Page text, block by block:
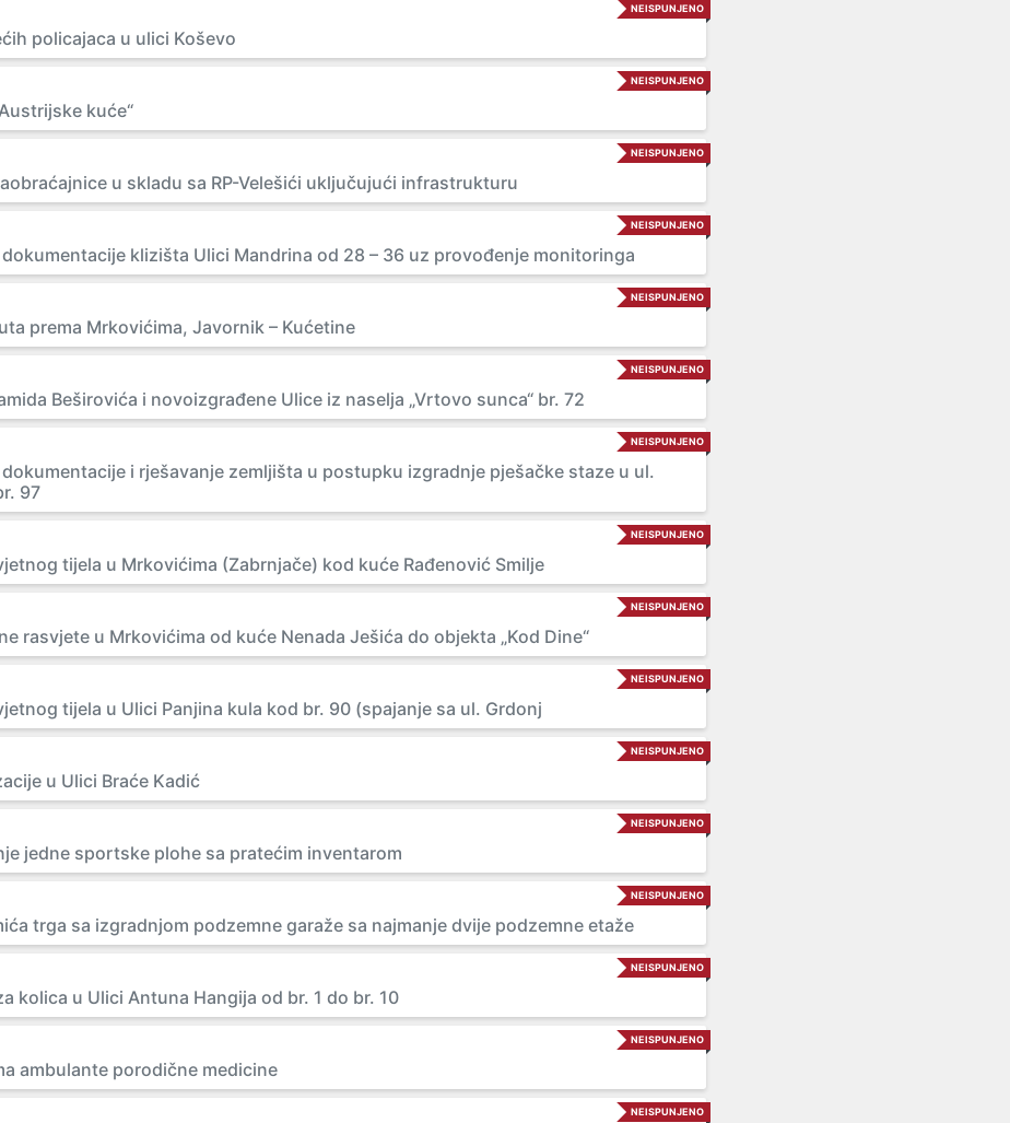
NEISPUNJENO
policajaca u ulici Koševo
NEISPUNJENO
kuće“
NEISPUNJENO
u skladu sa RP-Velešići uključujući infrastrukturu
NEISPUNJENO
klizišta Ulici Mandrina od 28 – 36 uz provođenje monitoringa
NEISPUNJENO
prema Mrkovićima, Javornik – Kućetine
NEISPUNJENO
Beširovića i novoizgrađene Ulice iz naselja „Vrtovo sunca“ br. 72
NEISPUNJENO
i rješavanje zemljišta u postupku izgradnje pješačke staze u ul.
97
NEISPUNJENO
tijela u Mrkovićima (Zabrnjače) kod kuće Rađenović Smilje
NEISPUNJENO
rasvjete u Mrkovićima od kuće Nenada Ješića do objekta „Kod Dine“
NEISPUNJENO
tijela u Ulici Panjina kula kod br. 90 (spajanje sa ul. Grdonj
NEISPUNJENO
u Ulici Braće Kadić
NEISPUNJENO
jedne sportske plohe sa pratećim inventarom
NEISPUNJENO
trga sa izgradnjom podzemne garaže sa najmanje dvije podzemne etaže
NEISPUNJENO
kolica u Ulici Antuna Hangija od br. 1 do br. 10
NEISPUNJENO
ambulante porodične medicine
NEISPUNJENO